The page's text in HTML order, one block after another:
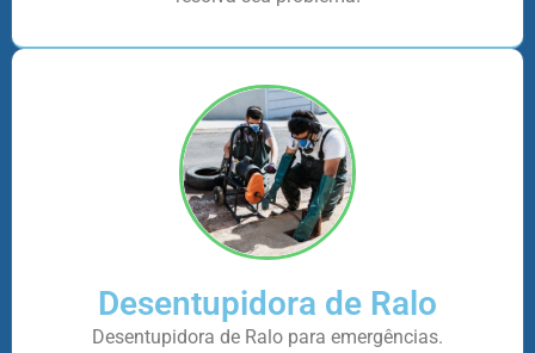
Desentupidora de Ralo
Desentupidora de Ralo para emergências.